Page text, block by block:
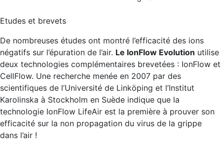
Etudes et brevets
De nombreuses études ont montré l’efficacité des ions
négatifs sur l’épuration de l’air. Le IonFlow Evolution utilise
deux technologies complémentaires brevetées : IonFlow et
CellFlow. Une recherche menée en 2007 par des
scientifiques de l’Université de Linköping et l’Institut
Karolinska à Stockholm en Suède indique que la
technologie IonFlow LifeAir est la première à prouver son
efficacité sur la non propagation du virus de la grippe
dans l’air !